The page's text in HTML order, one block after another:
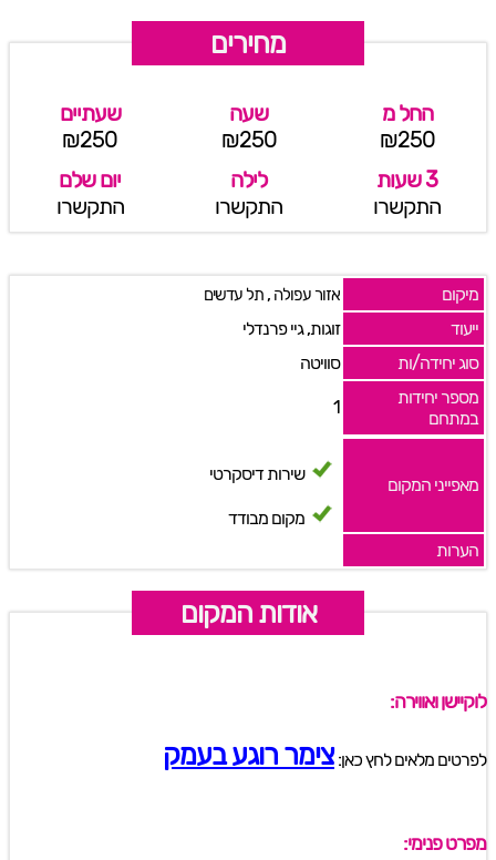
מחירים
החל מ
₪250
שעה
₪250
שעתיים
₪250
3 שעות
התקשרו
לילה
התקשרו
יום שלם
התקשרו
מיקום אזור עפולה, תל עדשים
ייעוד
זוגות, גיי פרנדלי
סוג יחידה/ות
סוויטה
מספר יחידות
במתחם
1
מאפייני המקום
שירות דיסקרטי
מקום מבודד
הערות
אודות המקום
לוקיישן ואווירה:
לפרטים מלאים לחץ כאן:צימר רוגע בעמק
מפרט פנימי: